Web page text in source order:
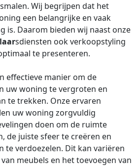
Wij begrijpen dat het
een belangrijke en vaak
is. Daarom bieden wij naast onze
sdiensten ook verkoopstyling
te presenteren.
effectieve manier om de
uw woning te vergroten en
te trekken. Onze ervaren
uw woning zorgvuldig
doen om de ruimte
de juiste sfeer te creëren en
te verdoezelen. Dit kan variëren
meubels en het toevoegen van